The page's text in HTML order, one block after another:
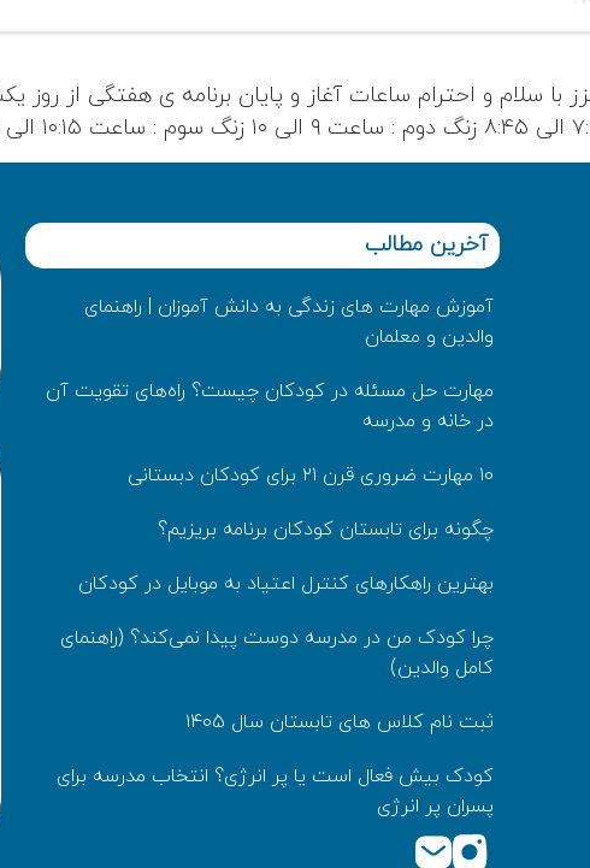
با سلام و احترام ساعات آغاز و پایان برنامه ی هفتگی از
آخرین مطالب
آموزش مهارت های زندگی به دانش‌ آموزان | راهنمای
والدین و معلمان
مهارت حل مسئله در کودکان چیست؟ راه‌های تقویت آن
در خانه و مدرسه
۱۰ مهارت ضروری قرن ۲۱ برای کودکان دبستانی
چگونه برای تابستان کودکان برنامه بریزیم؟
بهترین راهکارهای کنترل اعتیاد به موبایل در کودکان
چرا کودک من در مدرسه دوست پیدا نمی‌کند؟ (راهنمای
کامل والدین)
ثبت نام کلاس های تابستان سال ۱۴۰۵
کودک بیش‌ فعال است یا پر انرژی؟ انتخاب مدرسه برای
پسران پر انرژی